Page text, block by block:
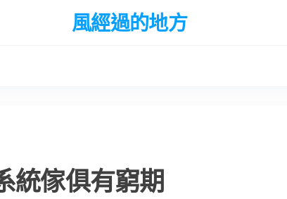
風經過的地方
統傢俱有窮期